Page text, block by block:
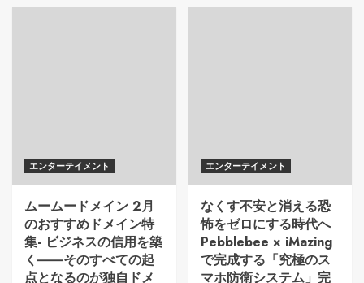
エンターテイメント
ムームードメイン 2月
のおすすめドメイン特
集- ビジネスの信用を築
く――そのすべての起
点となるのが独自ドメ
エンターテイメント
なくす不安と消える恐
怖をゼロにする時代へ
Pebblebee × iMazing
で完成する「究極のス
マホ防衛システム」完